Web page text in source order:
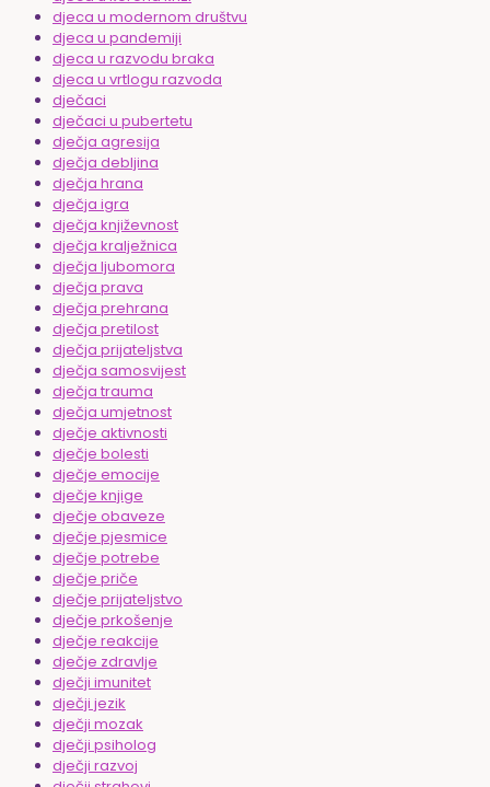
djeca u modernom društvu
djeca u pandemiji
djeca u razvodu braka
djeca u vrtlogu razvoda
dječaci
dječaci u pubertetu
dječja agresija
dječja debljina
dječja hrana
dječja igra
dječja književnost
dječja kralježnica
dječja ljubomora
dječja prava
dječja prehrana
dječja pretilost
dječja prijateljstva
dječja samosvijest
dječja trauma
dječja umjetnost
dječje aktivnosti
dječje bolesti
dječje emocije
dječje knjige
dječje obaveze
dječje pjesmice
dječje potrebe
dječje priče
dječje prijateljstvo
dječje prkošenje
dječje reakcije
dječje zdravlje
dječji imunitet
dječji jezik
dječji mozak
dječji psiholog
dječji razvoj